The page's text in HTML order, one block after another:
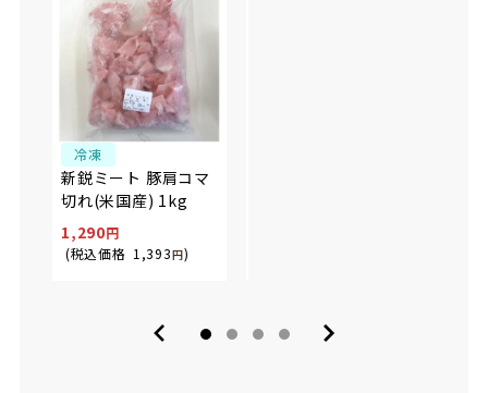
冷凍
新鋭ミート 豚肩コマ
切れ(米国産) 1kg
1,290
(税込価格 1,393円)